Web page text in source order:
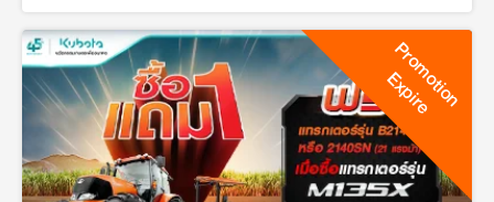
Promotion
Expire